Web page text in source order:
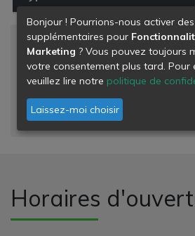
Niveau de danger
- déchets banals
- déchets inertes
Horaires
Bonjour ! Pourrions-nous activer
supplémentaires pour
Marketing ? Vous pouvez toujours
votre consentement plus tard. Pour
veuillez lire notre politique de
Laissez-moi choisir